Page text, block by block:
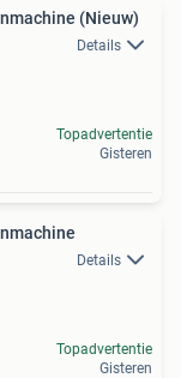
(Nieuw)
Details
Topadvertentie
Gisteren
Details
Topadvertentie
Gisteren